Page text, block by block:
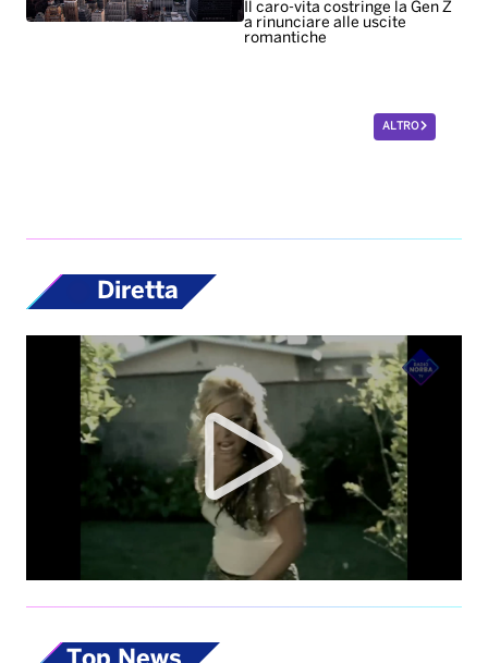
Il caro-vita costringe la Gen Z
a rinunciare alle uscite
romantiche
ALTRO
Diretta